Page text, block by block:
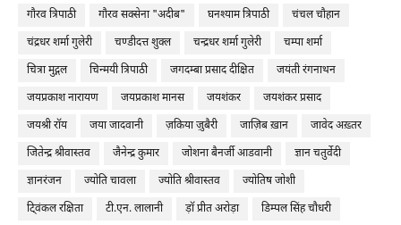
गौरव त्रिपाठी
गौरव सक्सेना "अदीब" घनश्याम त्रिपाठी
चंचल चौहान
चंद्रधर शर्मा गुलेरी
चण्डीदत्त शुक्ल चन्द्रधर शर्मा गुलेरी
चम्पा शर्मा
चित्रा मुद्गल
चिन्मयी त्रिपाठी जगदम्बा प्रसाद दीक्षित
जयंती रंगनाथन
जयप्रकाश नारायण
जयप्रकाश मानस जयशंकर
जयशंकर प्रसाद
जयश्री रॉय
जया जादवानी ज़किया ज़ुबैरी जाज़िब ख़ान
जावेद अख़्तर
जितेन्द्र श्रीवास्तव
जैनेन्द्र कुमार जोशना बैनर्जी आडवानी
ज्ञान चतुर्वेदी
ज्ञानरंजन
ज्योति चावला ज्योति श्रीवास्तव
ज्योतिष जोशी
टि्वंकल रक्षिता
टी.एन. लालानी ड़ॉ प्रीत अरोड़ा
डिम्पल सिंह चौधरी